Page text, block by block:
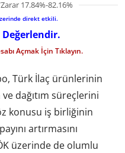
17.84%-82.16%
direkt etkili.
Açmak İçin Tıklayın.
Türk İlaç ürünlerinin
dağıtım süreçlerini
konusu iş birliğinin
artırmasını
üzerinde de olumlu